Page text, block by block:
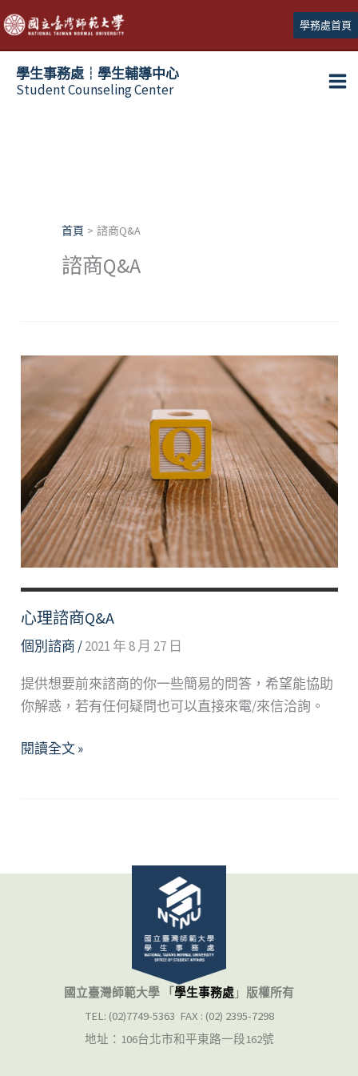
跳
至
主
學務處首頁
學生事務處┆學生輔導中心
Student Counseling Center
首頁 諮商Q&A
諮商Q&A
心理諮商Q&A
個別諮商/2021 年 8 月 27 日
提供想要前來諮商的你一些簡易的問答，希望能協助
你解惑，若有任何疑問也可以直接來電/來信洽詢。
心
閱讀全文 »
國立臺灣師範大學 「 學生事務處 」 版權所有
TEL: (02)7749-5363 FAX : (02) 2395-7298
地址：106台北市和平東路一段162號